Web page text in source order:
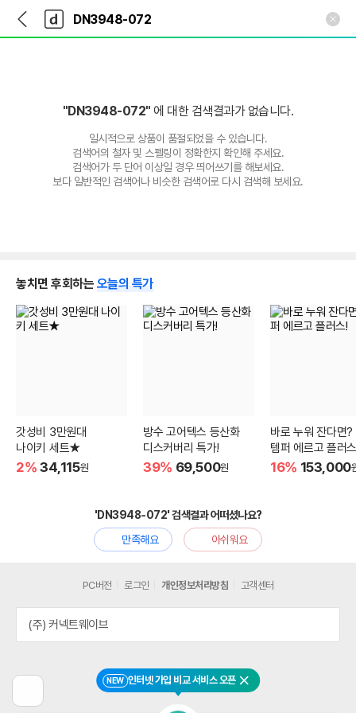
다
나
와
가
다
와
"DN3948-072"에 대한 검색결과가 없습니다.
일시적으로 상품이 품절되었을 수 있습니다.
검색어의 철자 및 스펠링이 정확한지 확인해 주세요.
검색어가 두 단어 이상일 경우 띄어쓰기를 해보세요.
보다 일반적인 검색어나 비슷한 검색어로 다시 검색해 보세요.
놓치면 후회하는 오늘의 특가
갓성비 3만원대
나이키 세트★
2% 34,115원
방수 고어텍스 등산화
디스커버리 특가!
39% 69,500원
바로 누워 잔다면?
템퍼 에르고 플러
16% 153,000
'DN3948-072' 검색결과 어떠셨나요?
만족해요
아쉬워요
전
NEW 인터넷 가입 비교 서비스 오픈 닫기
PC버전 로그인 개인정보처리방침 고객센터
(주) 커넥트웨이브